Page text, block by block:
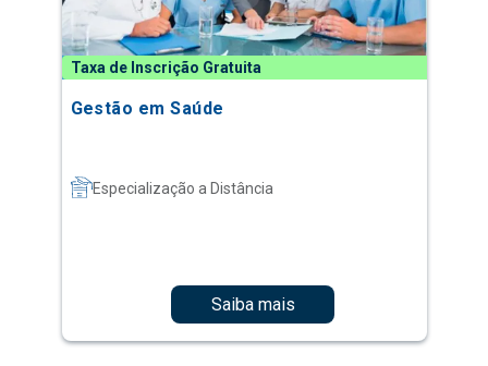
Taxa de Inscrição Gratuita
Gestão em Saúde
Especialização a Distância
Saiba mais